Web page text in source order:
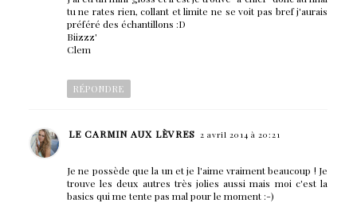
tu ne rates rien, collant et limite ne se voit pas bref j'aurais
préféré des échantillons :D
Biizzz'
Clem
RÉPONDRE
LE CARMIN AUX LÈVRES 2 avril 2014 à 20:21
Je ne possède que la un et je l'aime vraiment beaucoup ! Je
trouve les deux autres très jolies aussi mais moi c'est la
basics qui me tente pas mal pour le moment :-)